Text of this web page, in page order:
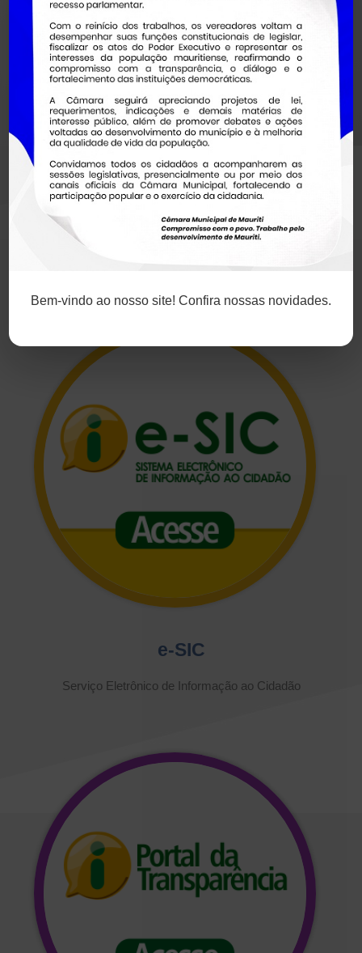
Portais e Serviços
e-SIC
Serviço Eletrônico de Informação ao Cidadão
Bem-vindo ao nosso site! Confira nossas novidades.